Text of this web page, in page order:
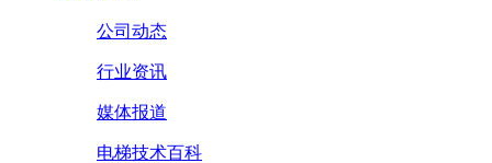
公司动态
行业资讯
媒体报道
电梯技术百科